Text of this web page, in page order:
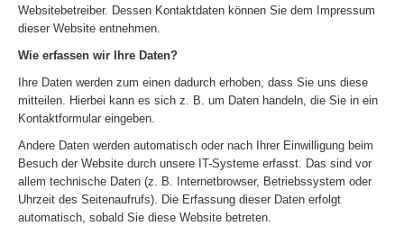
Websitebetreiber. Dessen Kontaktdaten können Sie dem Impressum
dieser Website entnehmen.
Wie erfassen wir Ihre Daten?
Ihre Daten werden zum einen dadurch erhoben, dass Sie uns diese
mitteilen. Hierbei kann es sich z. B. um Daten handeln, die Sie in ein
Kontaktformular eingeben.
Andere Daten werden automatisch oder nach Ihrer Einwilligung beim
Besuch der Website durch unsere IT-Systeme erfasst. Das sind vor
allem technische Daten (z. B. Internetbrowser, Betriebssystem oder
Uhrzeit des Seitenaufrufs). Die Erfassung dieser Daten erfolgt
automatisch, sobald Sie diese Website betreten.